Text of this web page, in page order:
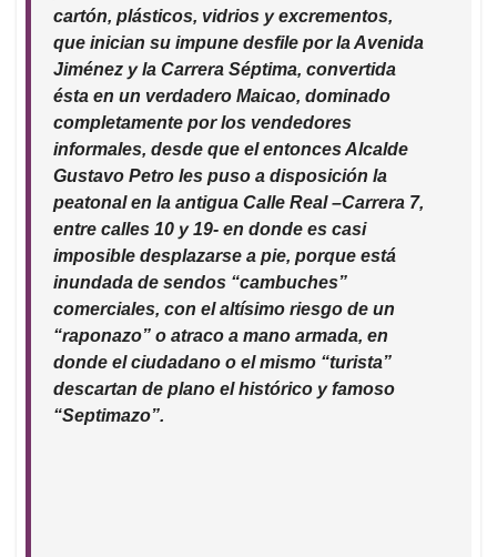
cartón, plásticos, vidrios y excrementos,
que inician su impune desfile por la Avenida
Jiménez y la Carrera Séptima, convertida
ésta en un verdadero Maicao, dominado
completamente por los vendedores
informales, desde que el entonces Alcalde
Gustavo Petro les puso a disposición la
peatonal en la antigua Calle Real –Carrera 7,
entre calles 10 y 19- en donde es casi
imposible desplazarse a pie, porque está
inundada de sendos “cambuches”
comerciales, con el altísimo riesgo de un
“raponazo” o atraco a mano armada, en
donde el ciudadano o el mismo “turista”
descartan de plano el histórico y famoso
“Septimazo”.